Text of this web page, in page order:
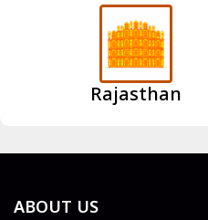
Rajasthan
ABOUT US